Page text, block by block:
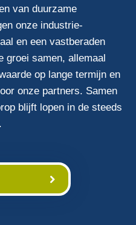
van duurzame
onze industrie-
en een vastberaden
groei samen, allemaal
op lange termijn en
onze partners. Samen
blijft lopen in de steeds